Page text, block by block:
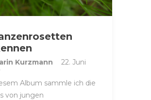
Kurzmann 22. Juni
Album sammle ich die
von jungen